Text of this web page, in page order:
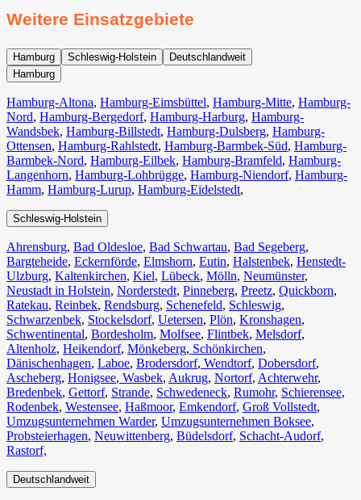
Weitere Einsatzgebiete
Hamburg Schleswig-Holstein
Deutschlandweit
Hamburg
Hamburg-Altona, Hamburg-Eimsbüttel, Hamburg-Mitte, Hamburg-
Nord, Hamburg-Bergedorf, Hamburg-Harburg, Hamburg-
Wandsbek, Hamburg-Billstedt, Hamburg-Dulsberg, Hamburg-
Ottensen, Hamburg-Rahlstedt, Hamburg-Barmbek-Süd, Hamburg-
Barmbek-Nord, Hamburg-Eilbek, Hamburg-Bramfeld, Hamburg-
Langenhorn, Hamburg-Lohbrügge, Hamburg-Niendorf, Hamburg-
Hamm, Hamburg-Lurup, Hamburg-Eidelstedt,
Schleswig-Holstein
Ahrensburg, Bad Oldesloe, Bad Schwartau, Bad Segeberg,
Bargteheide, Eckernförde, Elmshorn, Eutin, Halstenbek, Henstedt-
Ulzburg, Kaltenkirchen, Kiel, Lübeck, Mölln, Neumünster,
Neustadt in Holstein, Norderstedt, Pinneberg, Preetz, Quickborn,
Ratekau, Reinbek, Rendsburg, Schenefeld, Schleswig,
Schwarzenbek, Stockelsdorf, Uetersen, Plön, Kronshagen,
Schwentinental, Bordesholm, Molfsee, Flintbek, Melsdorf,
Altenholz, Heikendorf, Mönkeberg, Schönkirchen,
Dänischenhagen, Laboe, Brodersdorf, Wendtorf, Dobersdorf,
Ascheberg, Honigsee, Wasbek, Aukrug, Nortorf, Achterwehr,
Bredenbek, Gettorf, Strande, Schwedeneck, Rumohr, Schierensee,
Rodenbek, Westensee, Haßmoor, Emkendorf, Groß Vollstedt,
Umzugsunternehmen Warder, Umzugsunternehmen Boksee,
Probsteierhagen, Neuwittenberg, Büdelsdorf, Schacht-Audorf,
Rastorf,
Deutschlandweit